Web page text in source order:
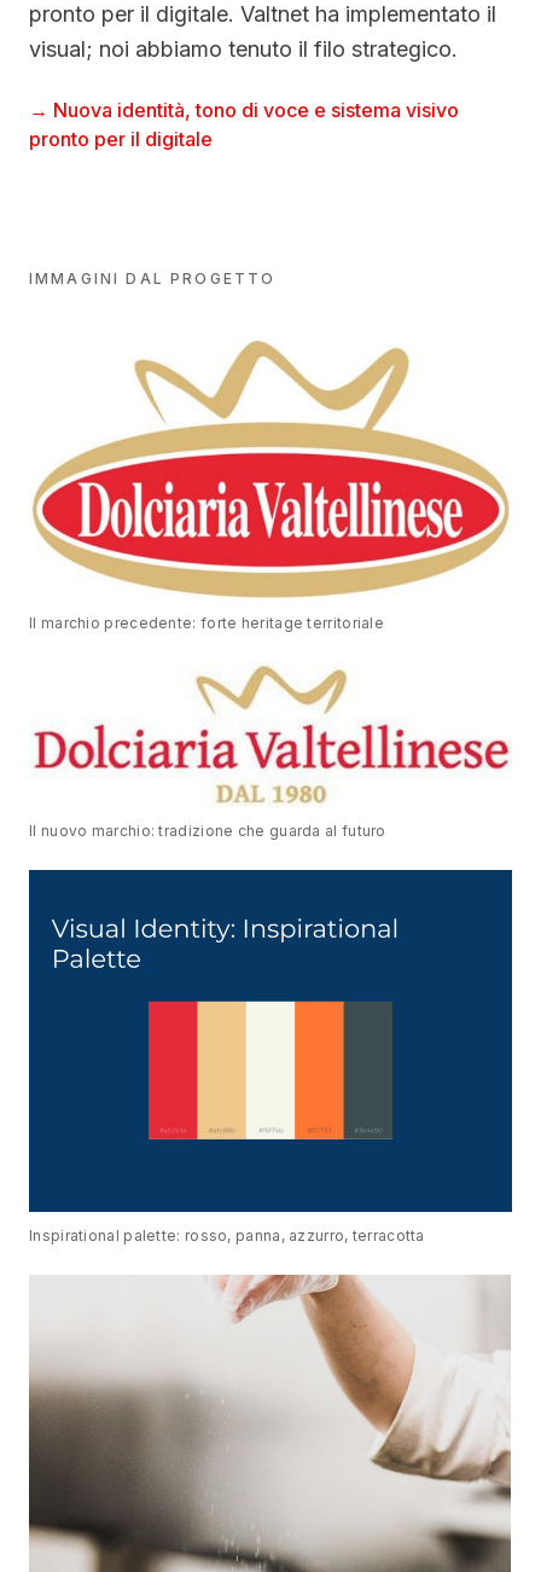
pronto per il digitale. Valtnet ha implementato il
visual; noi abbiamo tenuto il filo strategico.
→ Nuova identità, tono di voce e sistema visivo
pronto per il digitale
IMMAGINI DAL PROGETTO
Il marchio precedente: forte heritage territoriale
Il nuovo marchio: tradizione che guarda al futuro
Inspirational palette: rosso, panna, azzurro, terracotta